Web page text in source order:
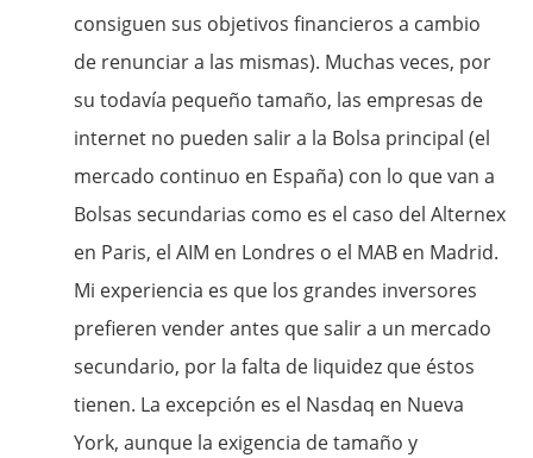
consiguen sus objetivos financieros a cambio
de renunciar a las mismas). Muchas veces, por
su todavía pequeño tamaño, las empresas de
internet no pueden salir a la Bolsa principal (el
mercado continuo en España) con lo que van a
Bolsas secundarias como es el caso del Alternex
en Paris, el AIM en Londres o el MAB en Madrid.
Mi experiencia es que los grandes inversores
prefieren vender antes que salir a un mercado
secundario, por la falta de liquidez que éstos
tienen. La excepción es el Nasdaq en Nueva
York, aunque la exigencia de tamaño y